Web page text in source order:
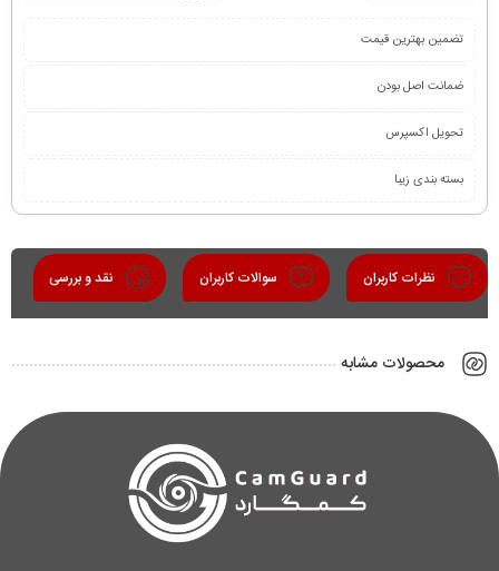
تضمین بهترین قیمت
ضمانت اصل بودن
تحویل اکسپرس
بسته بندی زیبا
نظرات کاربران سوالات کاربران نقد و بررسی
محصولات مشابه